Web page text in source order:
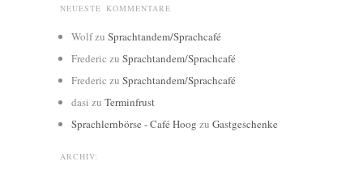
NEUESTE KOMMENTARE
Wolfzu Sprachtandem/Sprachcafé
Frederic zu Sprachtandem/Sprachcafé
Frederic zu Sprachtandem/Sprachcafé
dasi zu Terminfrust
Sprachlernbörse - Café Hoog zu Gastgeschenke
ARCHIV: